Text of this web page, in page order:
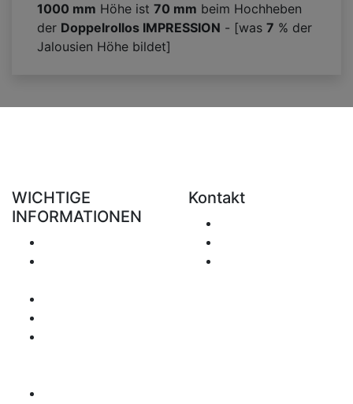
1000 mm Höhe ist 70 mm beim Hochheben
der Doppelrollos IMPRESSION - [was 7 % der
Jalousien Höhe bildet]
WICHTIGE
INFORMATIONEN
Kontakt